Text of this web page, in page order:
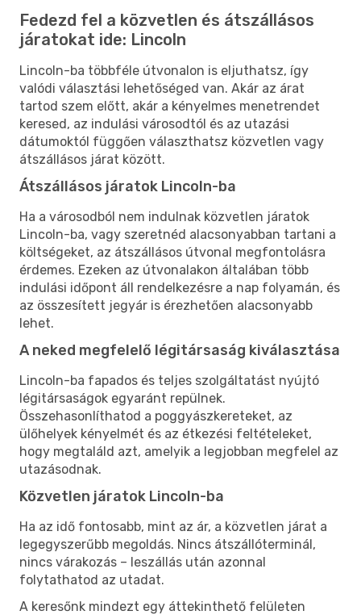
Fedezd fel a közvetlen és átszállásos
járatokat ide: Lincoln
Lincoln-ba többféle útvonalon is eljuthatsz, így
valódi választási lehetőséged van. Akár az árat
tartod szem előtt, akár a kényelmes menetrendet
keresed, az indulási városodtól és az utazási
dátumoktól függően választhatsz közvetlen vagy
átszállásos járat között.
Átszállásos járatok Lincoln-ba
Ha a városodból nem indulnak közvetlen járatok
Lincoln-ba, vagy szeretnéd alacsonyabban tartani a
költségeket, az átszállásos útvonal megfontolásra
érdemes. Ezeken az útvonalakon általában több
indulási időpont áll rendelkezésre a nap folyamán, és
az összesített jegyár is érezhetően alacsonyabb
lehet.
A neked megfelelő légitársaság kiválasztása
Lincoln-ba fapados és teljes szolgáltatást nyújtó
légitársaságok egyaránt repülnek.
Összehasonlíthatod a poggyászkereteket, az
ülőhelyek kényelmét és az étkezési feltételeket,
hogy megtaláld azt, amelyik a legjobban megfelel az
utazásodnak.
Közvetlen járatok Lincoln-ba
Ha az idő fontosabb, mint az ár, a közvetlen járat a
legegyszerűbb megoldás. Nincs átszállóterminál,
nincs várakozás – leszállás után azonnal
folytathatod az utadat.
A keresőnk mindezt egy áttekinthető felületen